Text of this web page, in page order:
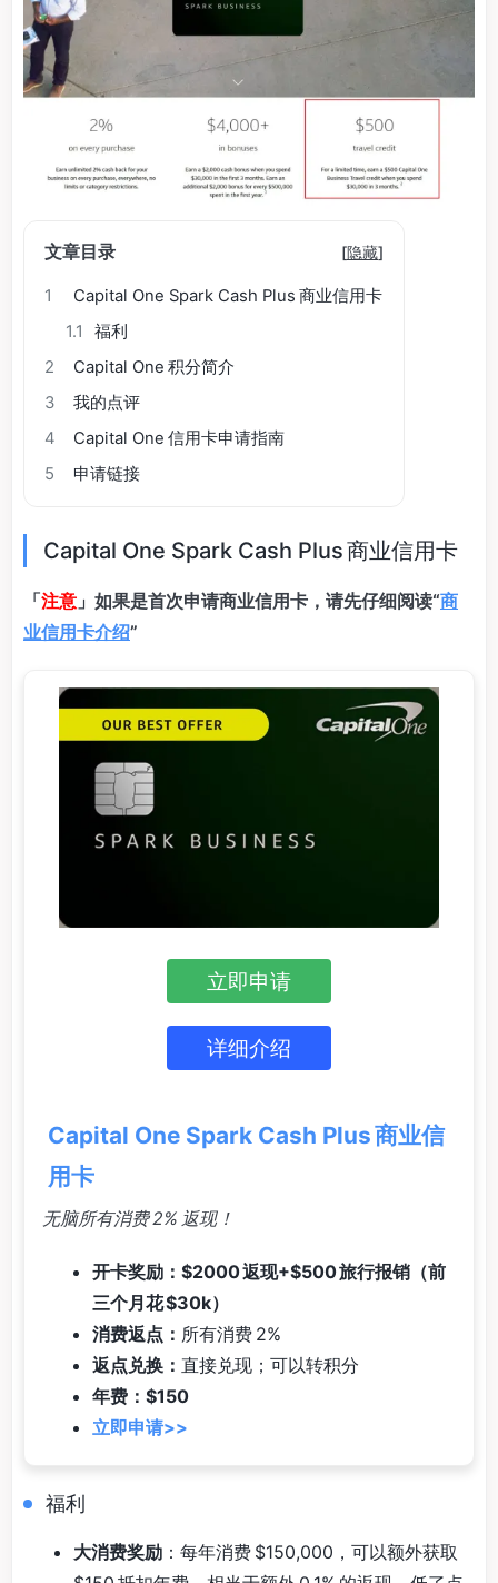
文章目录 [隐藏]
1
Capital One Spark Cash Plus 商业信用卡
1.1
福利
2
Capital One 积分简介
3
我的点评
4
Capital One 信用卡申请指南
5
申请链接
Capital One Spark Cash Plus 商业信用卡
「注意 」如果是首次申请商业信用卡，请先仔细阅读“商
业信用卡介绍”
立即申请
详细介绍
Capital One Spark Cash Plus 商业信
用卡
无脑所有消费 2% 返现！
开卡奖励：$2000 返现+$500 旅行报销（前
三个月花 $30k）
消费返点： 所有消费 2%
返点兑换： 直接兑现；可以转积分
年费：$150
立即申请>>
福利
大消费奖励 ：每年消费 $150,000，可以额外获取